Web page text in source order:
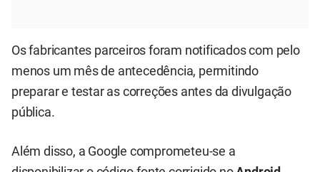
Os fabricantes parceiros foram notificados com pelo
menos um mês de antecedência, permitindo
preparar e testar as correções antes da divulgação
pública.
Além disso, a Google comprometeu-se a